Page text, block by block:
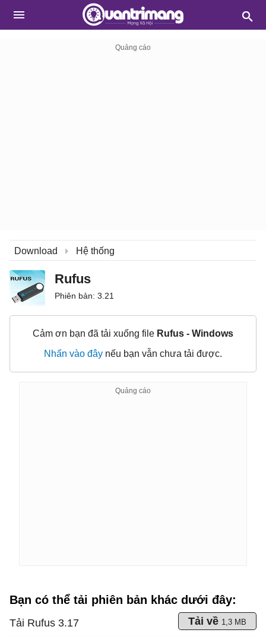
Download Hệ thống
Rufus
Phiên bản: 3.21
Cảm ơn bạn đã tải xuống file Rufus - Windows
Nhấn vào đây nếu bạn vẫn chưa tải được.
Bạn có thể tải phiên bản khác dưới đây:
Tải Rufus 3.17 Tải về 1,3 MB